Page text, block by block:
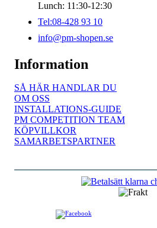
Lunch: 11:30-12:30
Tel:08-428 93 10
info@pm-shopen.se
Information
SÅ HÄR HANDLAR DU
OM OSS
INSTALLATIONS-GUIDE
PM COMPETITION TEAM
KÖPVILLKOR
SAMARBETSPARTNER